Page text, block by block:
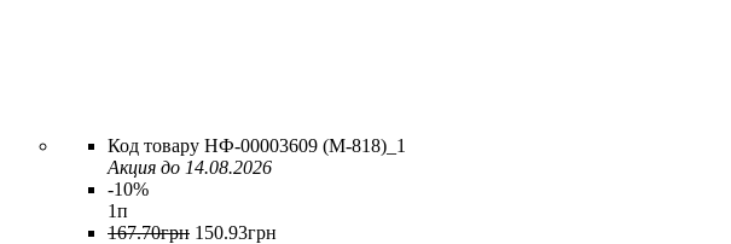
НФ-00003609 (M-818)_1
Акция до 14.08.2026
-10%
1п
167.70грн 150.93грн